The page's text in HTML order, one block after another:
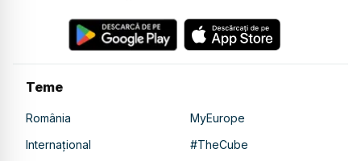
Teme
România
MyEurope
Internațional
#TheCube